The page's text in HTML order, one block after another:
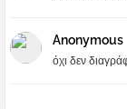
Anonymous
όχι δεν